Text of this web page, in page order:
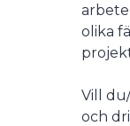
olika
Vill
och